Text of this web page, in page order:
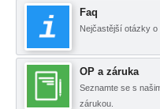
Faq
Nejčastější otázky o
OP a záruka
Seznamte se s
zárukou.